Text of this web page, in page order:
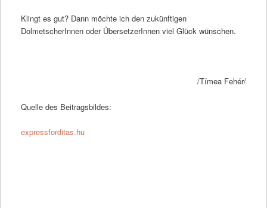
Klingt es gut? Dann möchte ich den zukünftigen
DolmetscherInnen oder ÜbersetzerInnen viel Glück wünschen.
/Tímea Fehér/
Quelle des Beitragsbildes:
expressforditas.hu